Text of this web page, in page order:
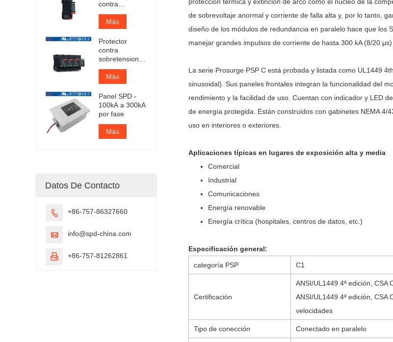
protección térmica y extinción de arco como el núcleo de la
de sobrevoltaje anormal y corriente de falla alta y, por lo tanto,
diseño de los módulos de redundancia en paralelo hace que los
manejar grandes impulsos de corriente de hasta 300 kA (8/20
La serie Prosurge PSP C está probada y listada como UL1449
sinusoidal). Sus paneles frontales integran la funcionalidad del
rendimiento y la facilidad de uso. Cuentan con indicador y LED
de energía protegida. Están construidos con gabinetes NEMA
uso en interiores o exteriores.
Aplicaciones típicas en lugares de exposición alta y media
Comercial
Industrial
Comunicaciones
Energía renovable
Energía crítica (hospitales, centros de datos, etc.)
Especificación general:
categoría PSP C1
Certificación
ANSI/UL1449 4ª edición, CSA
ANSI/UL1449 4ª edición, CSA
velocidades
Tipo de conección Conectado en paralelo
contra
sobretensiones
CA tipo 1+2
certificado por
TUV
Más
Protector
contra
sobretensiones
enchufable
Iimp 25kA
certificado por
TUV
Más
Panel SPD -
100kA a 300kA
por fase
Más
Datos De Contacto
 +86-757-86327660
 info@spd-china.com
 +86-757-81262861